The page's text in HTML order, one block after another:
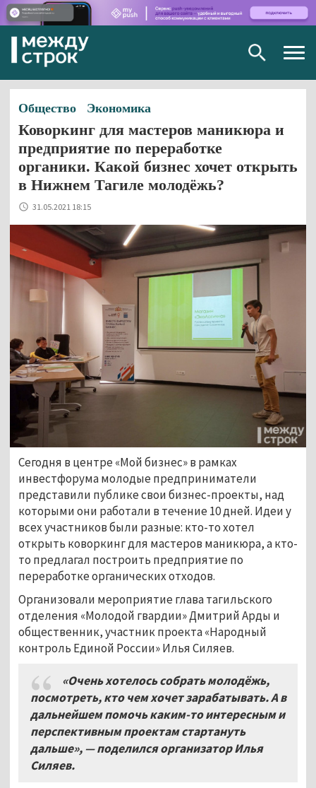
Общество Экономика
Коворкинг для мастеров маникюра и
предприятие по переработке
органики. Какой бизнес хочет открыть
в Нижнем Тагиле молодёжь?
31.05.2021 18:15
Сегодня в центре «Мой бизнес» в рамках
инвестфорума молодые предприниматели
представили публике свои бизнес-проекты, над
которыми они работали в течение 10 дней. Идеи у
всех участников были разные: кто-то хотел
открыть коворкинг для мастеров маникюра, а кто-
то предлагал построить предприятие по
переработке органических отходов.
Организовали мероприятие глава тагильского
отделения «Молодой гвардии» Дмитрий Арды и
общественник, участник проекта «Народный
контроль Единой России» Илья Силяев.
«Очень хотелось собрать молодёжь,
посмотреть, кто чем хочет зарабатывать. А в
дальнейшем помочь каким-то интересным и
перспективным проектам стартануть
дальше», — поделился организатор Илья
Силяев.